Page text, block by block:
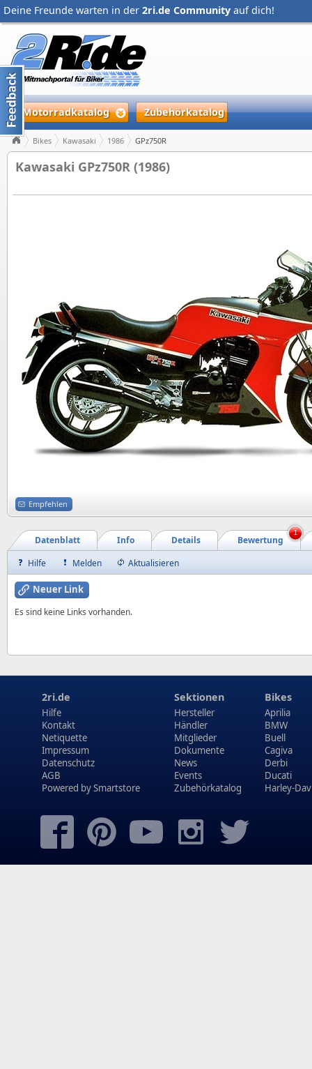
Deine Freunde warten in der 2ri.de Community auf dich!
Motorradkatalog Zubehörkatalog
Bikes Kawasaki 1986 GPz750R
Kawasaki GPz750R (1986)
Empfehlen
Bewertung
Details
Info
Datenblatt
1
Hilfe Melden Aktualisieren
Neuer Link
Es sind keine Links vorhanden.
2ri.de
Hilfe
Kontakt
Netiquette
Impressum
Datenschutz
AGB
Powered bySmartstore
Sektionen
Hersteller
Händler
Mitglieder
Dokumente
News
Events
Zubehörkatalog
Bikes
Aprilia
BMW
Buell
Cagiva
Derbi
Ducati
Harley-